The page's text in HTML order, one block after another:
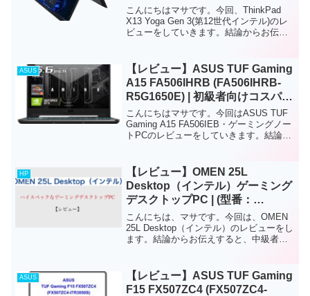
トPC
こんにちはマサです。今回、ThinkPad
X13 Yoga Gen 3(第12世代インテル)のレ
ビューをしていきます。結論からお伝え
本体が約1.19kgと...
ASUS
【レビュー】ASUS TUF Gaming
A15 FA506IHRB (FA506IHRB-
R5G1650E) | 初級者向けコスパの
良いゲーミングノートPC
こんにちはマサです。今回はASUS TUF
Gaming A15 FA506IEB・ゲーミングノー
トPCのレビューをしていきます。結論か
ングノートPCです。ゲームやク...
HP
【レビュー】OMEN 25L
Desktop（インテル）ゲーミング
デスクトップPC | (型番：
644L3PA-AAAA)
こんにちは、マサです。今回は、OMEN
25L Desktop（インテル）のレビューをし
ます。結論からお伝えすると、中級者か
パーツによって価格が変わりますが、ど
れを選...
ASUS
【レビュー】ASUS TUF Gaming
F15 FX507ZC4 (FX507ZC4-